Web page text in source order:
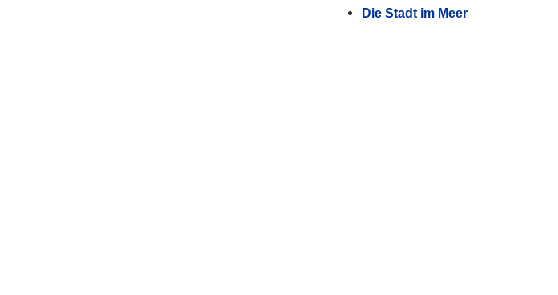
Die Stadt im Meer